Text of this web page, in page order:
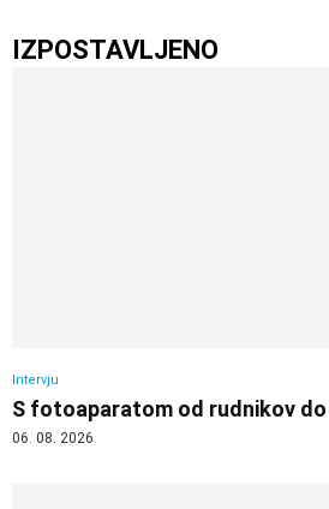
IZPOSTAVLJENO
Intervju
S fotoaparatom od rudnikov
06. 08. 2026